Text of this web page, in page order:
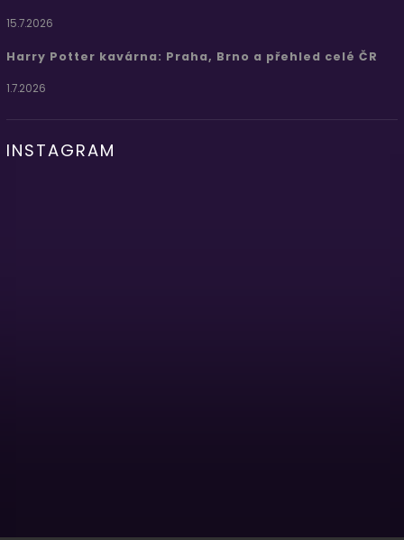
15.7.2026
Harry Potter kavárna: Praha, Brno a přehled celé ČR
1.7.2026
INSTAGRAM